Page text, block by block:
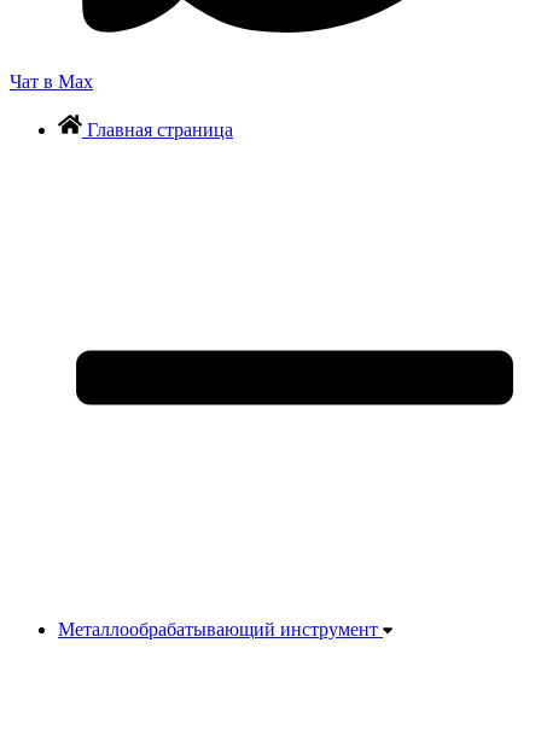
Чат в Max
Главная страница
Металлообрабатывающий инструмент